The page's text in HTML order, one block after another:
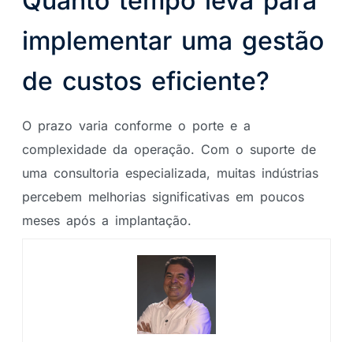
implementar uma gestão
de custos eficiente?
O prazo varia conforme o porte e a
complexidade da operação. Com o suporte de
uma consultoria especializada, muitas indústrias
percebem melhorias significativas em poucos
meses após a implantação.